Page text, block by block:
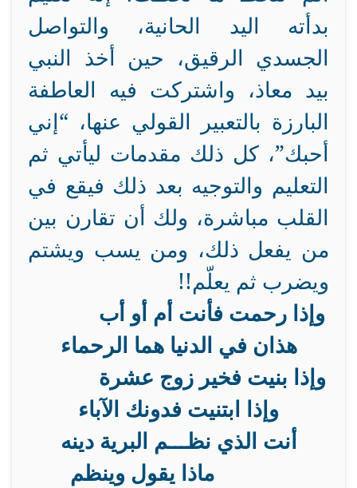
بدأته اليد الحانية، والتواصل
الجسدي الرقيق، حين أخذ النبي
بيد معاذ، واشتركت فيه العاطفة
البارزة بالتعبير القولي عنها، “إني
أحبك”، كل ذلك مقدمات ليأتي ثم
التعليم والتوجيه بعد ذلك فيقع في
القلب مباشرة، ولك أن تقارن بين
من يفعل ذلك، ومن يسب ويشتم
ويضرب ثم يعلّم!!
وإذا رحمت فأنت أم أو أب
هذان في الدنيا هما الرحماء
وإذا بنيت فخير زوج عشرة
وإذا ابتنيت فدونك الآباء
أنت الذي نظـــم البرية دينه
ماذا يقول وينظم